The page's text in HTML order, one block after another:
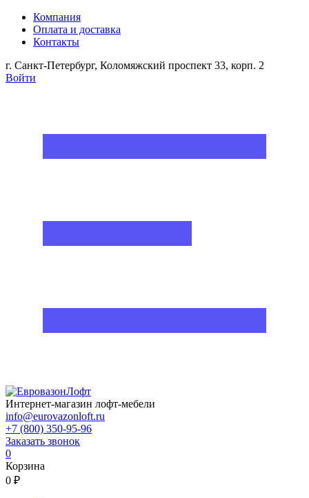
Компания
Оплата и доставка
Контакты
г. Санкт-Петербург, Коломяжский проспект 33, корп. 2
Войти
Интернет-магазин лофт-мебели
info@eurovazonloft.ru
+7 (800) 350-95-96
Заказать звонок
0
Корзина
0 ₽